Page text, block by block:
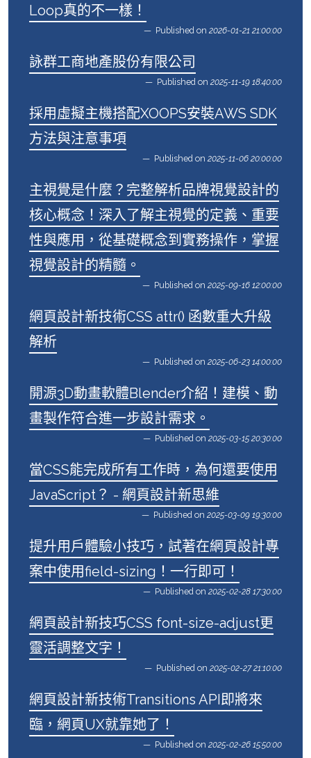
Loop真的不一樣！
Published on 2026-01-21 21:00:00
詠群工商地產股份有限公司
Published on 2025-11-19 18:40:00
採用虛擬主機搭配XOOPS安裝AWS SDK
方法與注意事項
Published on 2025-11-06 20:00:00
主視覺是什麼？完整解析品牌視覺設計的
核心概念！深入了解主視覺的定義、重要
性與應用，從基礎概念到實務操作，掌握
視覺設計的精髓。
Published on 2025-09-16 12:00:00
網頁設計新技術CSS attr() 函數重大升級
解析
Published on 2025-06-23 14:00:00
開源3D動畫軟體Blender介紹！建模、動
畫製作符合進一步設計需求。
Published on 2025-03-15 20:30:00
當CSS能完成所有工作時，為何還要使用
JavaScript？ - 網頁設計新思維
Published on 2025-03-09 19:30:00
提升用戶體驗小技巧，試著在網頁設計專
案中使用field-sizing！一行即可！
Published on 2025-02-28 17:30:00
網頁設計新技巧CSS font-size-adjust更
靈活調整文字！
Published on 2025-02-27 21:10:00
網頁設計新技術Transitions API即將來
臨，網頁UX就靠她了！
Published on 2025-02-26 15:50:00